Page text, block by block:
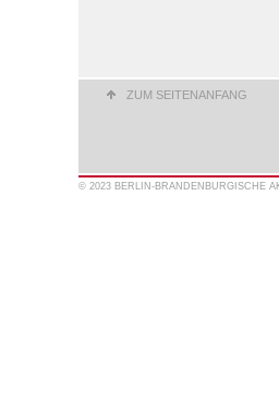
ZUM SEITENANFANG
© 2023 BERLIN-BRANDENBURGISCHE